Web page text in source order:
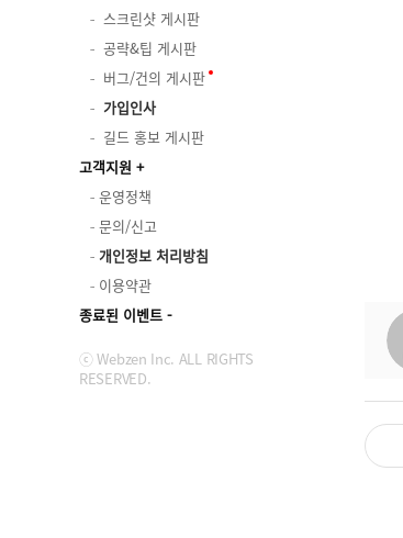
스크린샷 게시판
공략&팁 게시판
버그/건의 게시판
가입인사
길드 홍보 게시판
고객지원
운영정책
문의/신고
개인정보 처리방침
이용약관
종료된 이벤트
ⓒ Webzen Inc. ALL RIGHTS
RESERVED.